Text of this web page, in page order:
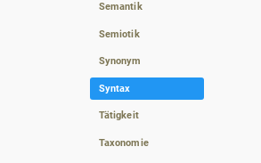
Semantik
Semiotik
Synonym
Syntax
Tätigkeit
Taxonomie